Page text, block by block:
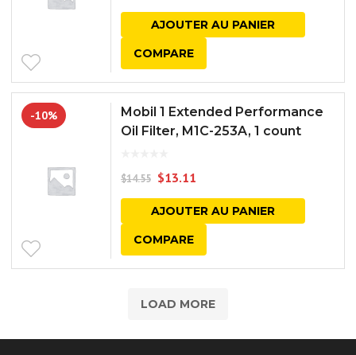
AJOUTER AU PANIER
COMPARE
-10%
Mobil 1 Extended Performance
Oil Filter, M1C-253A, 1 count
$14.55 $13.11
AJOUTER AU PANIER
COMPARE
LOAD MORE